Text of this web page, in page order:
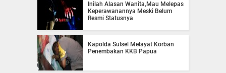
Inilah Alasan Wanita,Mau Melepas
Keperawanannya Meski Belum
Resmi Statusnya
Kapolda Sulsel Melayat Korban
Penembakan KKB Papua